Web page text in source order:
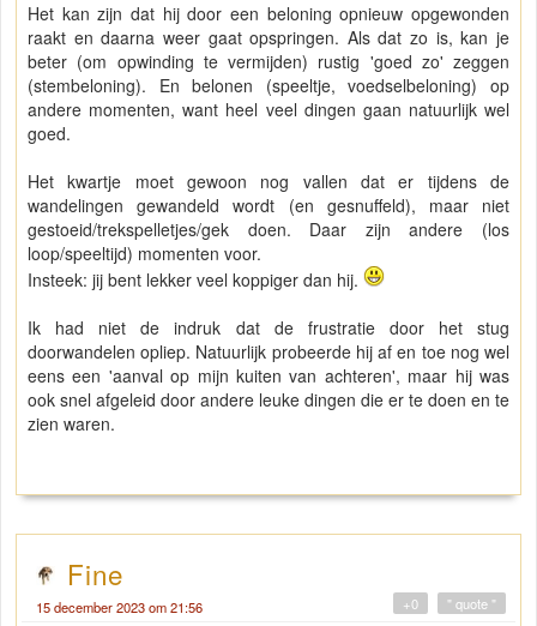
Het kan zijn dat hij door een beloning opnieuw opgewonden
raakt en daarna weer gaat opspringen. Als dat zo is, kan je
beter (om opwinding te vermijden) rustig 'goed zo' zeggen
(stembeloning). En belonen (speeltje, voedselbeloning) op
andere momenten, want heel veel dingen gaan natuurlijk wel
goed.
Het kwartje moet gewoon nog vallen dat er tijdens de
wandelingen gewandeld wordt (en gesnuffeld), maar niet
gestoeid/trekspelletjes/gek doen. Daar zijn andere (los
loop/speeltijd) momenten voor.
Insteek: jij bent lekker veel koppiger dan hij.
Ik had niet de indruk dat de frustratie door het stug
doorwandelen opliep. Natuurlijk probeerde hij af en toe nog wel
eens een 'aanval op mijn kuiten van achteren', maar hij was
ook snel afgeleid door andere leuke dingen die er te doen en te
zien waren.
Fine
15 december 2023 om 21:56 " quote "
+0